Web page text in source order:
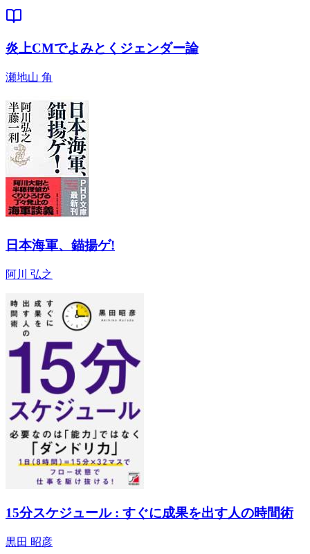
炎上CMでよみとくジェンダー論
瀬地山 角
日本海軍、錨揚ゲ!
阿川 弘之
15分スケジュール : すぐに成果を出す人の時間術
黒田 昭彦